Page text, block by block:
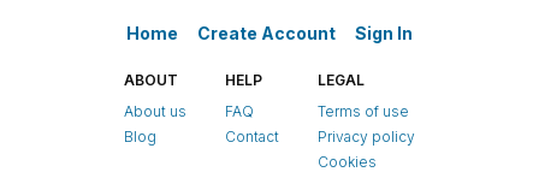
Home Create Account Sign In
ABOUT
About us
Blog
HELP
FAQ
Contact
LEGAL
Terms of use
Privacy policy
Cookies